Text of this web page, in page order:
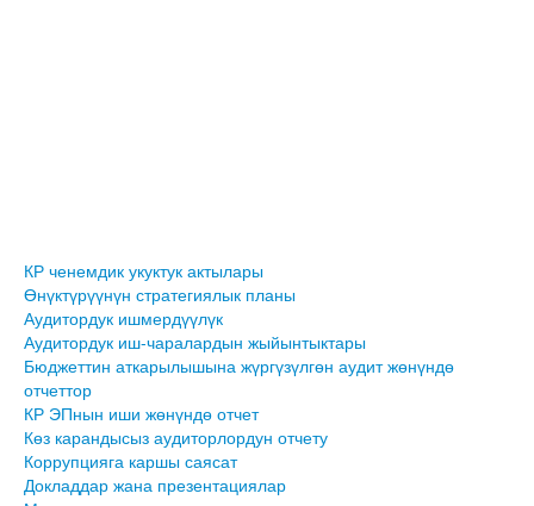
КР ченемдик укуктук актылары
Өнүктүрүүнүн стратегиялык планы
Аудитордук ишмердүүлүк
Аудитордук иш-чаралардын жыйынтыктары
Бюджеттин аткарылышына жүргүзүлгөн аудит жөнүндө
отчеттор
КР ЭПнын иши жөнүндө отчет
Көз карандысыз аудиторлордун отчету
Коррупцияга каршы саясат
Докладдар жана презентациялар